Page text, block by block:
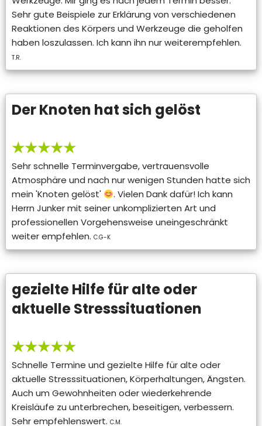
Sehr gute Beispiele zur Erklärung von verschiedenen
Reaktionen des Körpers und Werkzeuge die geholfen
haben loszulassen. Ich kann ihn nur weiterempfehlen.
T.R.
Der Knoten hat sich gelöst
★★★★★
Sehr schnelle Terminvergabe, vertrauensvolle
Atmosphäre und nach nur wenigen Stunden hatte sich
mein 'Knoten gelöst'
. Vielen Dank dafür! Ich kann
Herrn Junker mit seiner unkomplizierten Art und
professionellen Vorgehensweise uneingeschränkt
weiter empfehlen. C.G-K
gezielte Hilfe für alte oder
aktuelle Stresssituationen
★★★★★
Schnelle Termine und gezielte Hilfe für alte oder
aktuelle Stresssituationen, Körperhaltungen, Ängsten.
Auch um Gewohnheiten oder wiederkehrende
Kreisläufe zu unterbrechen, beseitigen, verbessern.
Sehr empfehlenswert. C.M.